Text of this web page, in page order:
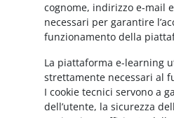
cognome, indirizzo e-mail
necessari per garantire
funzionamento della
La piattaforma e-learning
strettamente necessari al
I cookie tecnici servono a
dell’utente, la sicurezza